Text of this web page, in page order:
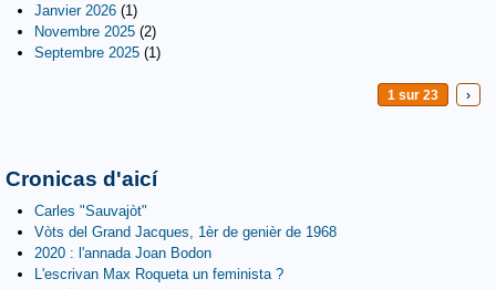
Janvier 2026 (1)
Novembre 2025 (2)
Septembre 2025 (1)
1 sur 23 ›
Cronicas d'aicí
Carles "Sauvajòt"
Vòts del Grand Jacques, 1èr de genièr de 1968
2020 : l'annada Joan Bodon
L'escrivan Max Roqueta un feminista ?